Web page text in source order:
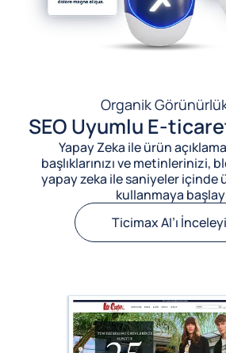
Organik
SEO Uyumlu E-
Yapay Zeka ile ürün
başlıklarınızı ve metinlerinizi,
yapay zeka ile saniyeler içinde
kullanmaya
Ticimax AI’ı